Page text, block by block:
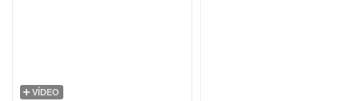
VÍDEO